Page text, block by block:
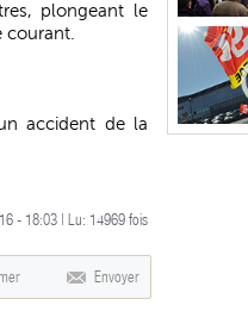
plongeant le
courant.
accident de la
- 18:03 | Lu: 14969 fois
Envoyer